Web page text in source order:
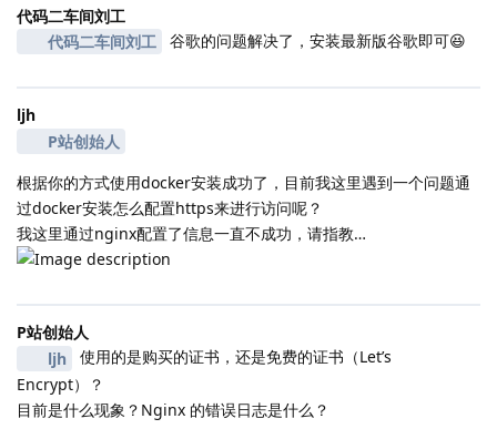
代码二车间刘工
代码二车间刘工
谷歌的问题解决了，安装最新版谷歌即可😆
ljh
P站创始人
根据你的方式使用docker安装成功了，目前我这里遇到一个问题通
过docker安装怎么配置https来进行访问呢？
我这里通过nginx配置了信息一直不成功，请指教…
P站创始人
ljh
使用的是购买的证书，还是免费的证书（Let’s
Encrypt）？
目前是什么现象？Nginx 的错误日志是什么？